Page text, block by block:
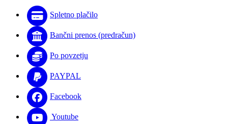
Spletno plačilo
Bančni prenos (predračun)
Po povzetju
PAYPAL
Facebook
Youtube